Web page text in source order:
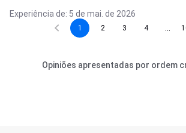
Experiência de: 5 de mai. de 2026
1 2 3 4
Opiniões apresentadas por ordem